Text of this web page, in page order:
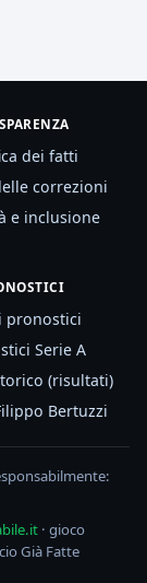
dei fatti
correzioni
e inclusione
pronostici
Serie A
(risultati)
Bertuzzi
· gioco
Già Fatte